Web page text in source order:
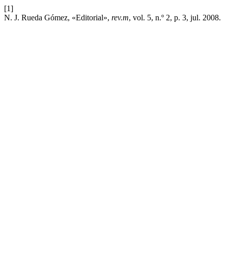
[1]
N. J. Rueda Gómez, «Editorial», rev.m, vol. 5, n.º 2, p. 3, jul. 2008.